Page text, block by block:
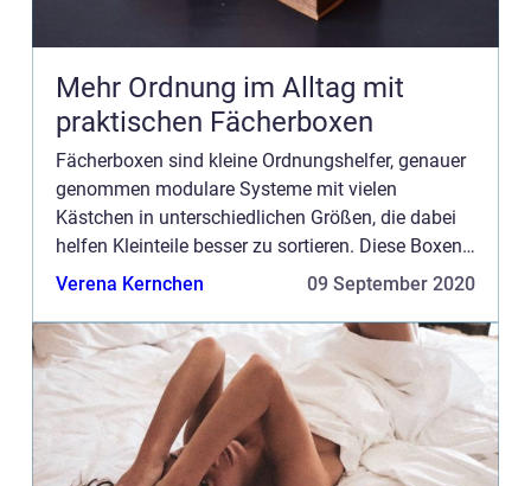
Mehr Ordnung im Alltag mit
praktischen Fächerboxen
Fächerboxen sind kleine Ordnungshelfer, genauer
genommen modulare Systeme mit vielen
Kästchen in unterschiedlichen Größen, die dabei
helfen Kleinteile besser zu sortieren. Diese Boxen
eignen sich ideal für Schubladen oder Regale, in
Verena Kernchen 09 September 2020